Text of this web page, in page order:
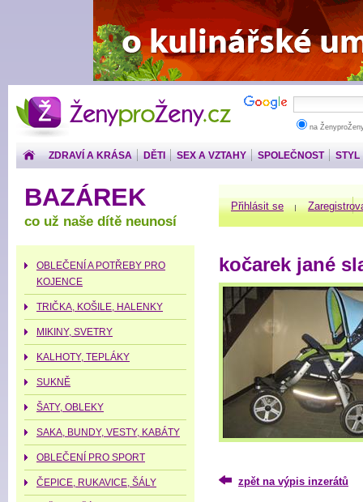
ŽenyproŽeny.cz
na
ZDRAVÍ A KRÁSA DĚTI SEX A VZTAHY SPOLEČNOST STYL
Přihlásit se
kočarek jané
zpět na výpis inzerátů
BAZÁREK
co už naše dítě neunosí
OBLEČENÍ A POTŘEBY PRO
KOJENCE
TRIČKA, KOŠILE, HALENKY
MIKINY, SVETRY
KALHOTY, TEPLÁKY
SUKNĚ
ŠATY, OBLEKY
SAKA, BUNDY, VESTY, KABÁTY
OBLEČENÍ PRO SPORT
ČEPICE, RUKAVICE, ŠÁLY